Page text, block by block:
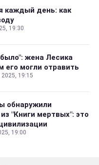
каждый день: как
19:30
жена Лесика
его могли отравить
19:15
обнаружили
"Книги мертвых": это
19:00